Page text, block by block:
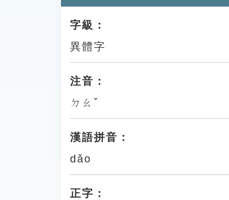
字級：
異體字
注音：
ㄉㄠˇ
漢語拼音：
dǎo
正字：